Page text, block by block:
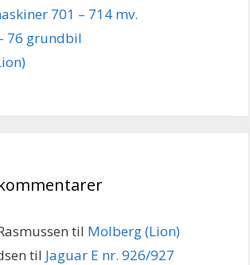
701 – 714 mv.
76 grundbil
til Molberg (Lion)
til Jaguar E nr. 926/927